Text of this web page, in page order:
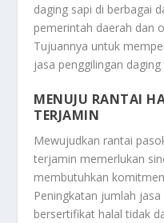
daging sapi di berbagai
pemerintah daerah dan
Tujuannya untuk
jasa penggilingan
MENUJU RANTAI
TERJAMIN
Mewujudkan rantai
terjamin memerlukan
membutuhkan
Peningkatan jumlah
bersertifikat halal tidak